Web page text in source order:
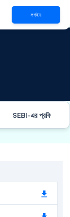
লগইন
SEBI-এর প্রবিধান